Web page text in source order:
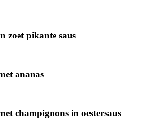
zoet pikante saus
ananas
champignons in oestersaus